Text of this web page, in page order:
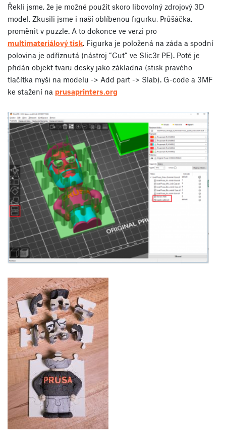
Řekli jsme, že je možné použít skoro libovolný zdrojový 3D
model. Zkusili jsme i naší oblíbenou figurku, Průšáčka,
proměnit v puzzle. A to dokonce ve verzi pro
multimateriálový tisk. Figurka je položená na záda a spodní
polovina je odříznutá (nástroj “Cut” ve Slic3r PE). Poté je
přidán objekt tvaru desky jako základna (stisk pravého
tlačítka myši na modelu -> Add part -> Slab). G-code a 3MF
ke stažení na prusaprinters.org